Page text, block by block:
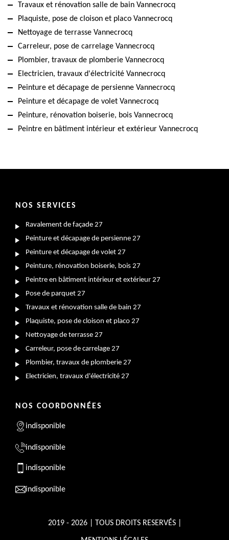
Travaux et rénovation salle de bain Vannecrocq
Plaquiste, pose de cloison et placo Vannecrocq
Nettoyage de terrasse Vannecrocq
Carreleur, pose de carrelage Vannecrocq
Plombier, travaux de plomberie Vannecrocq
Electricien, travaux d'électricité Vannecrocq
Peinture et décapage de persienne Vannecrocq
Peinture et décapage de volet Vannecrocq
Peinture, rénovation boiserie, bois Vannecrocq
Peintre en bâtiment intérieur et extérieur Vannecrocq
NOS SERVICES
Ravalement de façade 27
Peinture et décapage de persienne 27
Peinture et décapage de volet 27
Peinture, rénovation boiserie, bois 27
Peintre en bâtiment intérieur et extérieur 27
Pose de parquet 27
Travaux et rénovation salle de bain 27
Plaquiste, pose de cloison et placo 27
Nettoyage de terrasse 27
Carreleur, pose de carrelage 27
Plombier, travaux de plomberie 27
Electricien, travaux d'électricité 27
NOS COORDONNÉES
indisponible
indisponible
indisponible
indisponible
2019 - 2026 | TOUS DROITS RESERVÉS |